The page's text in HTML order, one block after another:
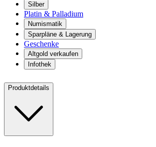
Silber
Platin & Palladium
Numismatik
Sparpläne & Lagerung
Geschenke
Altgold verkaufen
Infothek
Produktdetails